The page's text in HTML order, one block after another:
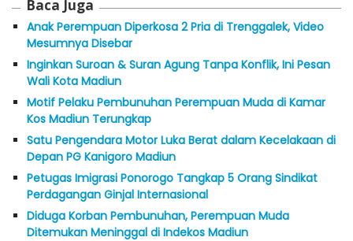
Baca Juga
Anak Perempuan Diperkosa 2 Pria di Trenggalek, Video
Mesumnya Disebar
Inginkan Suroan & Suran Agung Tanpa Konflik, Ini Pesan
Wali Kota Madiun
Motif Pelaku Pembunuhan Perempuan Muda di Kamar
Kos Madiun Terungkap
Satu Pengendara Motor Luka Berat dalam Kecelakaan di
Depan PG Kanigoro Madiun
Petugas Imigrasi Ponorogo Tangkap 5 Orang Sindikat
Perdagangan Ginjal Internasional
Diduga Korban Pembunuhan, Perempuan Muda
Ditemukan Meninggal di Indekos Madiun